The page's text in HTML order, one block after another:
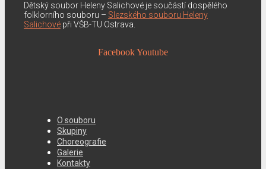
Dětský soubor Heleny Salichové je součástí dospělého
folklorního souboru – Slezského souboru Heleny
Salichové při VŠB-TU Ostrava.
FacebookYoutube
O souboru
Skupiny
Choreografie
Galerie
Kontakty